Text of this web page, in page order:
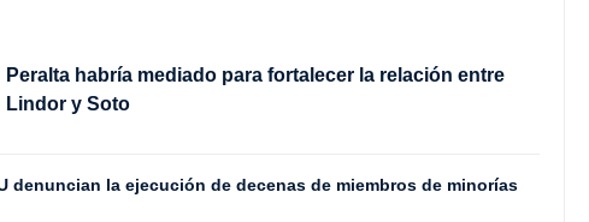
Peralta habría mediado para fortalecer la relación entre
Lindor y Soto
denuncian la ejecución de decenas de miembros de minorías